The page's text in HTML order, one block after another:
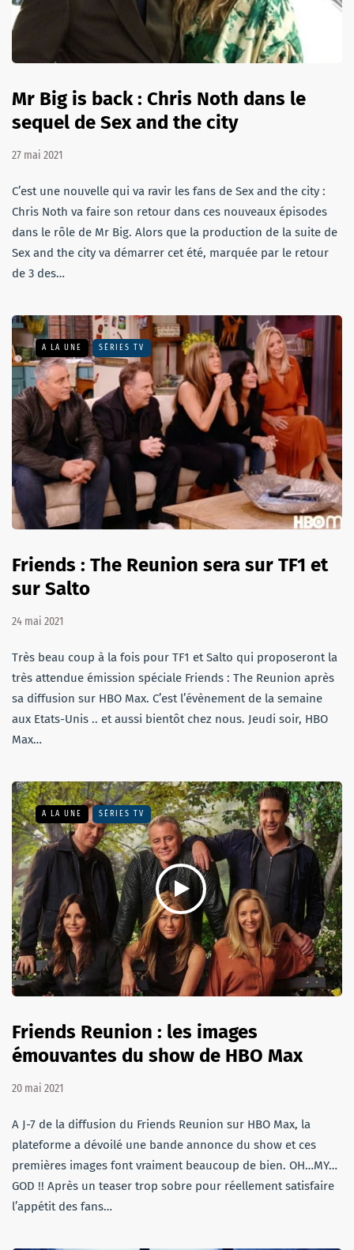
Mr Big is back : Chris Noth dans le
sequel de Sex and the city
27 mai 2021
C’est une nouvelle qui va ravir les fans de Sex and the city :
Chris Noth va faire son retour dans ces nouveaux épisodes
dans le rôle de Mr Big. Alors que la production de la suite de
Sex and the city va démarrer cet été, marquée par le retour
de 3 des…
A LA UNE SÉRIES TV
Friends : The Reunion sera sur TF1 et
sur Salto
24 mai 2021
Très beau coup à la fois pour TF1 et Salto qui proposeront la
très attendue émission spéciale Friends : The Reunion après
sa diffusion sur HBO Max. C’est l’évènement de la semaine
aux Etats-Unis .. et aussi bientôt chez nous. Jeudi soir, HBO
Max…
A LA UNE SÉRIES TV
Friends Reunion : les images
émouvantes du show de HBO Max
20 mai 2021
A J-7 de la diffusion du Friends Reunion sur HBO Max, la
plateforme a dévoilé une bande annonce du show et ces
premières images font vraiment beaucoup de bien. OH…MY…
GOD !! Après un teaser trop sobre pour réellement satisfaire
l’appétit des fans…